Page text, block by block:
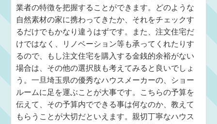
業者の特徴を把握することができます。どのような
自然素材の家に携わってきたか、それをチェックす
るだけでもかなり違うはずです。また、注文住宅だ
けではなく、リノベーション等も承ってくれたりす
るので、もし注文住宅を購入する金銭的余裕がない
場合は、その他の選択肢も考えてみると良いでしょ
う。一旦埼玉県の優秀なハウスメーカーの、ショー
ルームに足を運ぶことが大事です。こちらの予算を
伝えて、その予算内でできる事は何なのか、教えて
もらうことが大切だといえます。親切丁寧なハウス